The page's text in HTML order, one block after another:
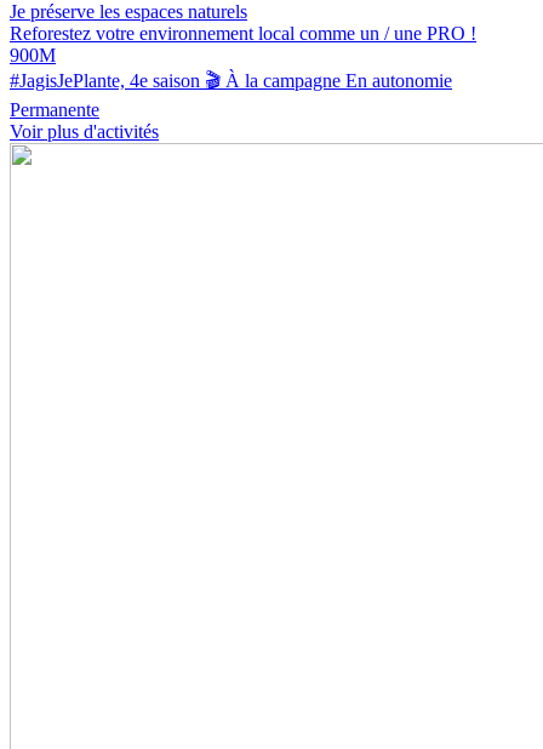
Je préserve les espaces naturels
Reforestez votre environnement local comme un / une PRO !
900M
#JagisJePlante, 4e saison 🎬 À la campagne En autonomie
Permanente
Voir plus d'activités